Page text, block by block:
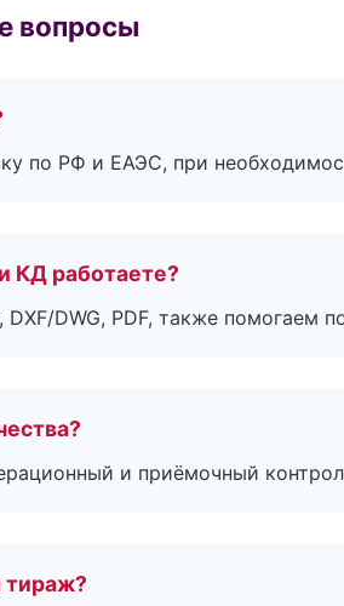
вопросы
по РФ и ЕАЭС, при
КД работаете?
DXF/DWG, PDF, также помогаем
и приёмочный
тираж?